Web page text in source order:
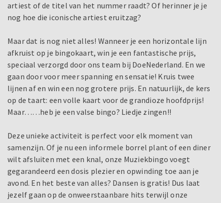
artiest of de titel van het nummer raadt? Of herinner je je
nog hoe die iconische artiest eruitzag?
Maar dat is nog niet alles! Wanneer je een horizontale lijn
afkruist op je bingokaart, win je een fantastische prijs,
speciaal verzorgd door ons team bij DoeNederland. En we
gaan door voor meer spanning en sensatie! Kruis twee
lijnen af en win een nog grotere prijs. En natuurlijk, de kers
op de taart: een volle kaart voor de grandioze hoofdprijs!
Maar……heb je een valse bingo? Liedje zingen!!
Deze unieke activiteit is perfect voor elk moment van
samenzijn. Of je nu een informele borrel plant of een diner
wilt afsluiten met een knal, onze Muziekbingo voegt
gegarandeerd een dosis plezier en opwinding toe aan je
avond. En het beste van alles? Dansen is gratis! Dus laat
jezelf gaan op de onweerstaanbare hits terwijl onze